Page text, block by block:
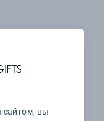
сайтом, вы